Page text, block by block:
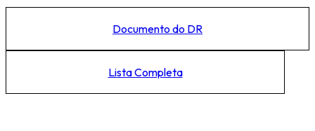
Documento do DR
Lista Completa